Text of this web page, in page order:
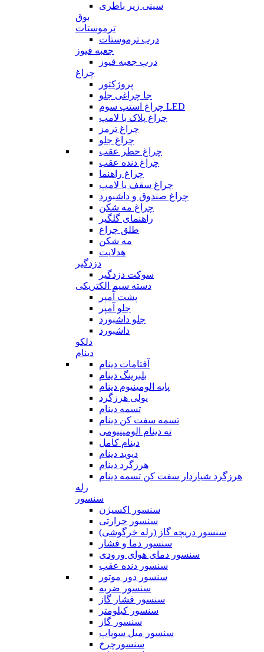
سینی زیر باطری
بوق
ترموستات
درب ترموستات
جعبه فیوز
درب جعبه فیوز
چراغ
پروژکتور
جا چراغی جلو
چراغ استپ سوم LED
چراغ پلاک با لامپ
چراغ ترمز
چراغ جلو
چراغ خطر عقب
چراغ دنده عقب
چراغ راهنما
چراغ سقف با لامپ
چراغ صندوق و داشبورد
چراغ مه شکن
راهنمای گلگیر
طلق چراغ
مه شکن
هدلایت
دزدگیر
سوکت دزدگیر
دسته سیم الکتریکی
پشت آمپر
جلو آمپر
جلو داشبورد
داشبورد
دلکو
دینام
آفتامات دینام
بلبرینگ دینام
پایه الومینیوم دینام
پولی هرزگرد
تسمه دینام
تسمه سفت کن دینام
ته دینام الومینیومی
دینام کامل
دیوید دینام
هرزگرد دینام
هرزگرد شیاردار سفت کن تسمه دینام
رله
سنسور
سنسور اکسیژن
سنسور حرارتی
سنسور دریچه گاز (رله خرگوشی)
سنسور دما و فشار
سنسور دمای هوای ورودی
سنسور دنده عقب
سنسور دور موتور
سنسور ضربه
سنسور فشار گاز
سنسور کیلومتر
سنسور گاز
سنسور میل سوپاپ
سنسورچرخ